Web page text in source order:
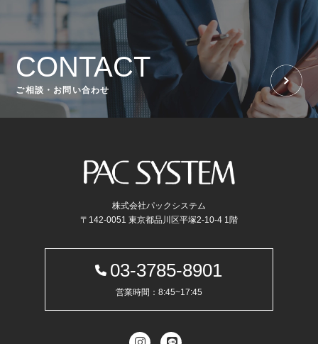
CONTACT
ご相談・お問い合わせ
株式会社パックシステム
〒142-0051 東京都品川区平塚2-10-4 1階
03-3785-8901
営業時間：8:45~17:45